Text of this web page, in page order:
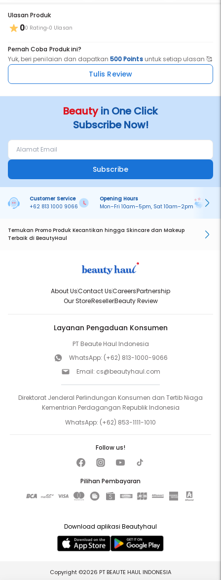
Ulasan Produk
00 Rating 0 Ulasan
Pernah Coba Produk ini?
Yuk, beri penilaian dan dapatkan500 Pointsuntuk setiap ulasan 🥰
Tulis Review
Beautyin One Click
Subscribe Now!
Subscribe
Customer Service
+62 813 1000 9066
Opening Hours
Mon–Fri 10am–5pm, Sat 10am–2pm
Temukan Promo Produk Kecantikan hingga Skincare dan Makeup
Terbaik di BeautyHaul
About UsContact UsCareersPartnership
Our StoreResellerBeauty Review
Layanan Pengaduan Konsumen
PT Beaute Haul Indonesia
WhatsApp: (+62) 813-1000-9066
Email: cs@beautyhaul.com
Direktorat Jenderal Perlindungan Konsumen dan Tertib Niaga
Kementrian Perdagangan Republik Indonesia
WhatsApp: (+62) 853-1111-1010
Pilihan Pembayaran
Follow us!
Download aplikasi Beautyhaul
Copyright ©2026 PT BEAUTE HAUL INDONESIA